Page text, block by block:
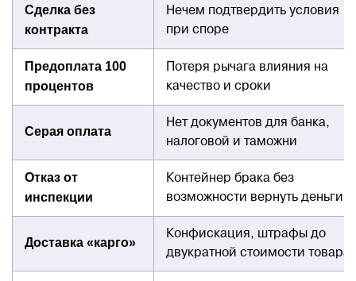
Сделка без
контракта
Нечем подтвердить условия
при споре
Предоплата 100
процентов
Потеря рычага влияния на
качество и сроки
Серая оплата
Нет документов для банка,
налоговой и таможни
Отказ от
инспекции
Контейнер брака без
возможности вернуть деньги
Доставка «карго»
Конфискация, штрафы до
двукратной стоимости товара